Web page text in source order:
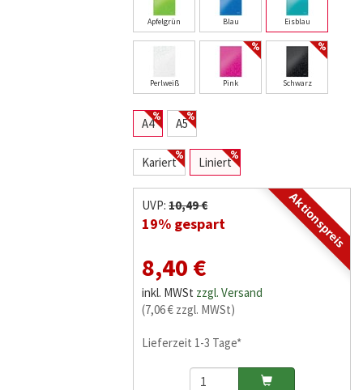
Apfelgrün Blau Eisblau
Perlweiß Pink Schwarz
A4 A5
Kariert Liniert
Aktionspreis
UVP:10,49 €
19% gespart
8,40 €
inkl. MWSt zzgl. Versand
(7,06 € zzgl. MWSt)
Lieferzeit 1-3 Tage*